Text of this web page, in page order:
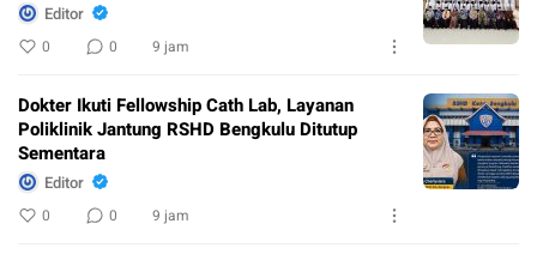
Editor
0 0 9 jam
Dokter Ikuti Fellowship Cath Lab, Layanan
Poliklinik Jantung RSHD Bengkulu Ditutup
Sementara
Editor
0 0 9 jam